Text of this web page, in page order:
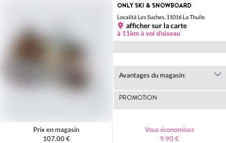
ONLY SKI & SNOWBOARD
Località Les Suches, 11016 La Thuile
afficher sur la carte
à 11km à vol d'oiseau
Avantages du magasin:
PROMOTION
Prix en magasin
107.00 €
Vous économisez
9.90 €